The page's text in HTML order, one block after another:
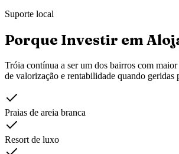
Suporte local
Porque Investir em
Tróia contínua a ser um dos bairros com
de valorização e rentabilidade quando geridas
Praias de areia branca
Resort de luxo